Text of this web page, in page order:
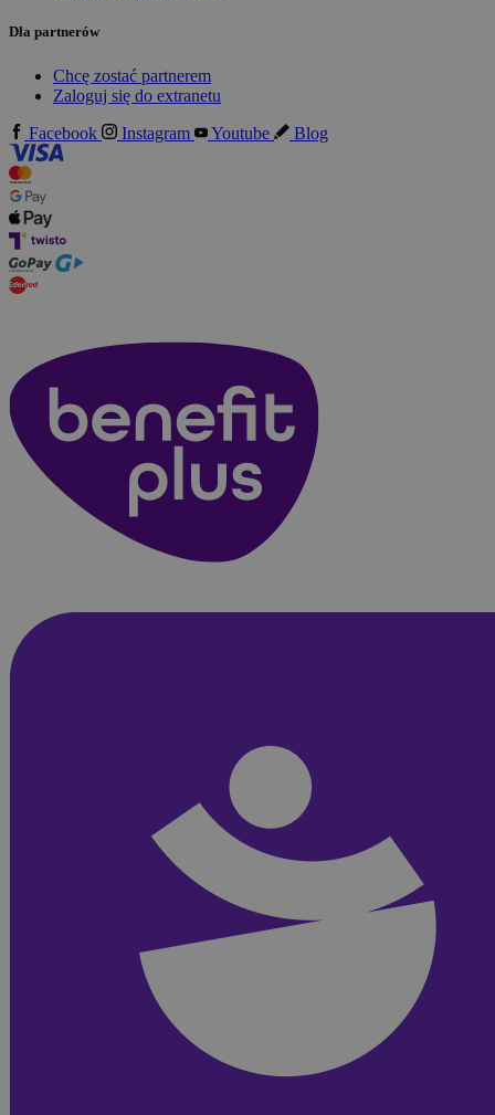
Dla partnerów
Chcę zostać partnerem
Zaloguj się do extranetu
Facebook
Instagram Youtube Blog